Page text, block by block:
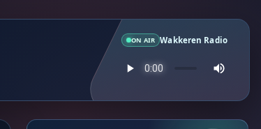
ON AIR Wakkeren Radio